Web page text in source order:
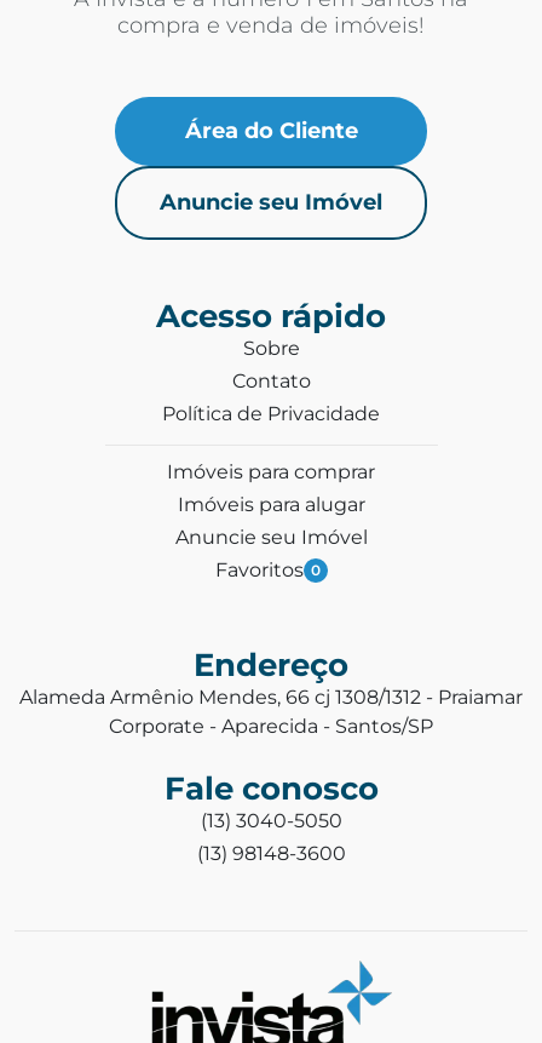
compra e venda de imóveis!
Área do Cliente
Anuncie seu Imóvel
Acesso rápido
Sobre
Contato
Política de Privacidade
Imóveis para comprar
Imóveis para alugar
Anuncie seu Imóvel
Favoritos 0
Endereço
Alameda Armênio Mendes, 66 cj 1308/1312 - Praiamar
Corporate - Aparecida - Santos/SP
Fale conosco
(13) 3040-5050
(13) 98148-3600